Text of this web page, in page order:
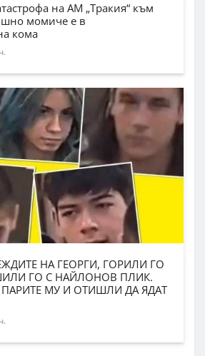
на АМ „Тракия“ към
момиче е в
кома
НА ГЕОРГИ, ГОРИЛИ ГО
ГО С НАЙЛОНОВ ПЛИК.
ПАРИТЕ МУ И ОТИШЛИ ДА ЯДАТ